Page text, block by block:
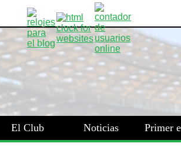
El Club Noticias Primer